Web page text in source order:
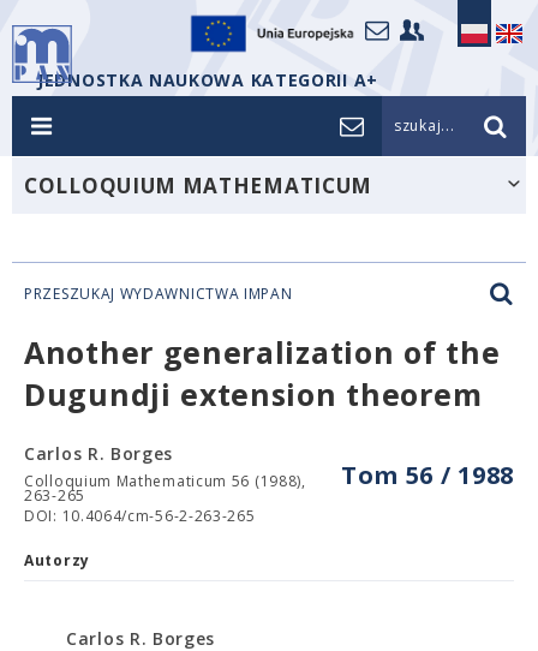
JEDNOSTKA NAUKOWA KATEGORII A+
szukaj...
COLLOQUIUM MATHEMATICUM
PRZESZUKAJ WYDAWNICTWA IMPAN
Another generalization of the
Dugundji extension theorem
Tom 56 / 1988
Carlos R. Borges
Colloquium Mathematicum 56 (1988),
263-265
DOI: 10.4064/cm-56-2-263-265
Autorzy
Carlos R. Borges